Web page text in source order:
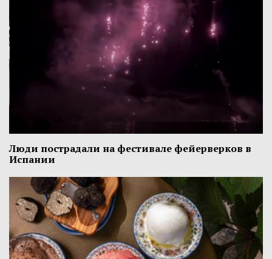
Люди пострадали на фестивале фейерверков в
Испании